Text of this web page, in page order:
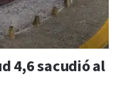
4,6 sacudió al